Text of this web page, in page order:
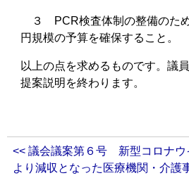
３ PCR検査体制の整備のた
円規模の予算を確保すること。
以上の点を求めるものです。議
提案説明を終わります。
<< 議会議案第６号 新型コロナウ
より減収となった医療機関・介護